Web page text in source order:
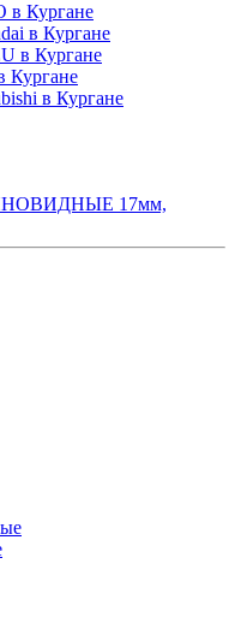
в Кургане
в Кургане
в Кургане
Кургане
в Кургане
17мм,